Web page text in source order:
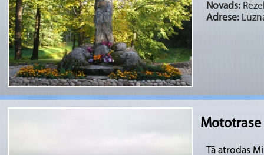
Novads:
Adrese:
Tā atrodas